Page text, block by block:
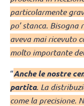
particolarmente
po’ stanca. Bisogna
aveva mai ricevuto
molto importante
“Anche le nostre
partita. La
come la precisione.